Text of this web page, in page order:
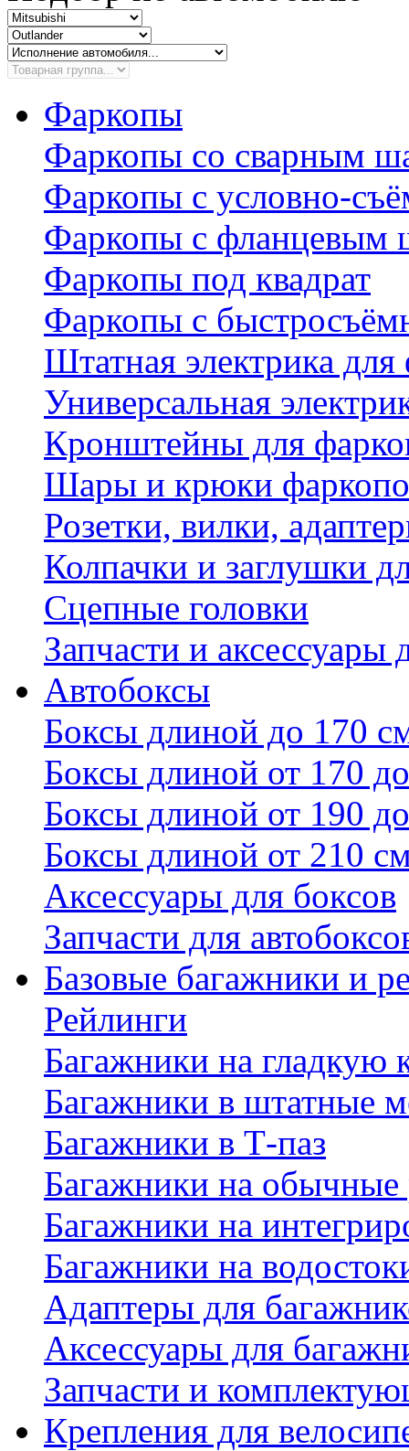
Фаркопы
Фаркопы со сварным
Фаркопы с условно-
Фаркопы с фланцевым
Фаркопы под квадрат
Фаркопы с
Штатная электрика
Универсальная
Кронштейны для
Шары и крюки
Розетки, вилки,
Колпачки и заглушки
Сцепные головки
Запчасти и аксессуары
Автобоксы
Боксы длиной до 170
Боксы длиной от 170
Боксы длиной от 190
Боксы длиной от 210
Аксессуары для боксов
Запчасти для
Базовые багажники и
Рейлинги
Багажники на гладкую
Багажники в штатные
Багажники в Т-паз
Багажники на обычные
Багажники на
Багажники на
Адаптеры для
Аксессуары для
Запчасти и
Крепления для